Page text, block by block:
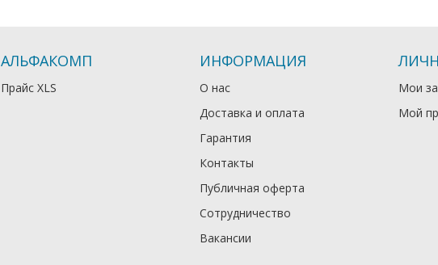
АЛЬФАКОМП
Прайс XLS
ИНФОРМАЦИЯ
О нас
Доставка и оплата
Гарантия
Контакты
Публичная оферта
Сотрудничество
Вакансии
Мои
Мой